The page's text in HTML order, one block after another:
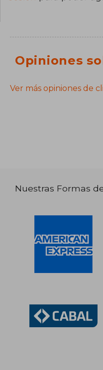
Opiniones
Ver más opiniones de
Nuestras Formas